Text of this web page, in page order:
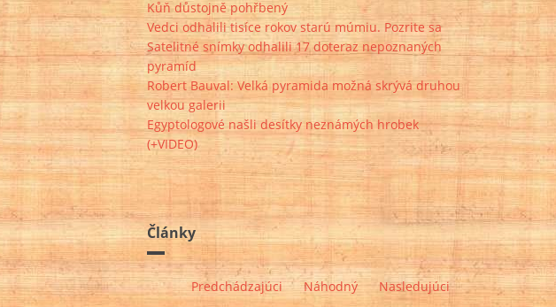
Kůň důstojně pohřbený
Vedci odhalili tisíce rokov starú múmiu. Pozrite sa
Satelitné snímky odhalili 17 doteraz nepoznaných
pyramíd
Robert Bauval: Velká pyramida možná skrývá druhou
velkou galerii
Egyptologové našli desítky neznámých hrobek
(+VIDEO)
Články
Predchádzajúci Náhodný Nasledujúci